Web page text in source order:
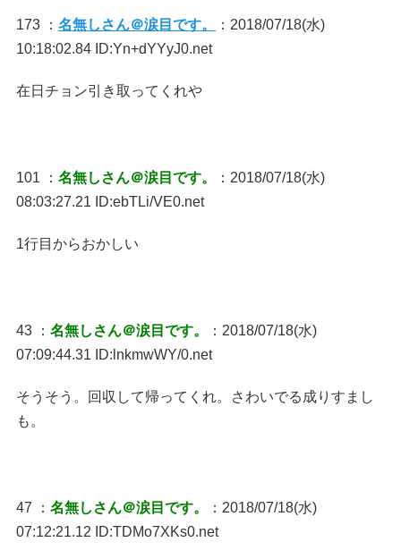
173 ： 名無しさん＠涙目です。
：2018/07/18(水)
10:18:02.84 ID:Yn+dYYyJ0.net
在日チョン引き取ってくれや
101 ： 名無しさん＠涙目です。
：2018/07/18(水)
08:03:27.21 ID:ebTLi/VE0.net
1行目からおかしい
43 ： 名無しさん＠涙目です。
：2018/07/18(水)
07:09:44.31 ID:lnkmwWY/0.net
そうそう。回収して帰ってくれ。さわいでる成りすまし
も。
47 ： 名無しさん＠涙目です。
：2018/07/18(水)
07:12:21.12 ID:TDMo7XKs0.net